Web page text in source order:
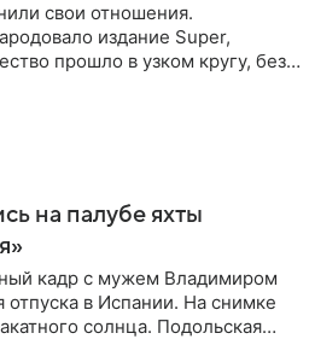
свои отношения.
издание Super,
прошло в узком кругу, без
на палубе яхты
кадр с мужем Владимиром
в Испании. На снимке
солнца. Подольская